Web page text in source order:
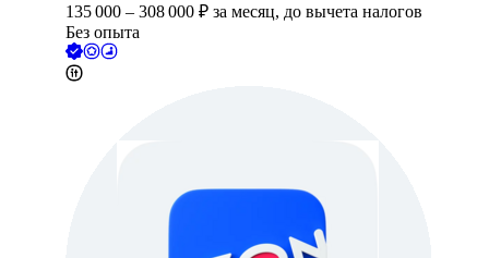
135 000 – 308 000 ₽ за месяц, до вычета налогов
Без опыта